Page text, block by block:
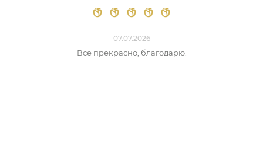
07.07.2026
Все прекрасно, благодарю.